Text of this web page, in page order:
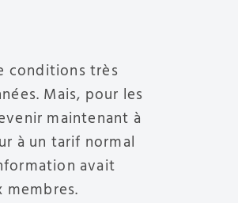
conditions très
Mais, pour les
maintenant à
à un tarif normal
avait
membres.